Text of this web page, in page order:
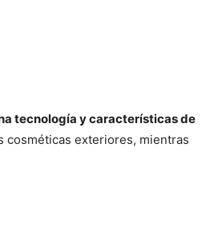
tecnología y características de
cosméticas exteriores, mientras